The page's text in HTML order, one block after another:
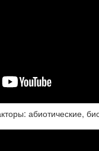
абиотические,